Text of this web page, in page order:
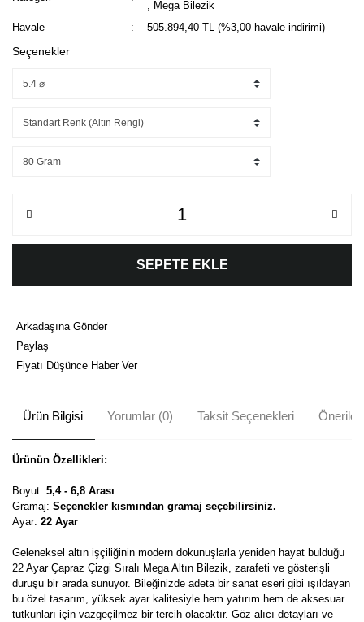
Mega Bilezik
Havale
505.894,40 TL (%3,00 havale indirimi)
Seçenekler
SEPETE EKLE
Arkadaşına Gönder
Paylaş
Fiyatı Düşünce Haber Ver
Ürün Bilgisi Yorumlar (0) Taksit Seçenekleri
Ürünün Özellikleri:
Boyut: 5,4 - 6,8 Arası
Gramaj: Seçenekler kısmından gramaj seçebilirsiniz.
Ayar: 22 Ayar
Geleneksel altın işçiliğinin modern dokunuşlarla yeniden hayat bulduğu
22 Ayar Çapraz Çizgi Sıralı Mega Altın Bilezik, zarafeti ve gösterişli
duruşu bir arada sunuyor. Bileğinizde adeta bir sanat eseri gibi ışıldayan
bu özel tasarım, yüksek ayar kalitesiyle hem yatırım hem de aksesuar
tutkunları için vazgeçilmez bir tercih olacaktır. Göz alıcı detayları ve